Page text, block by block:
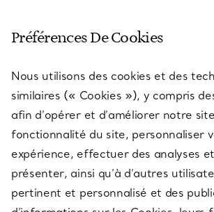
SERVICES
À PROPOS
QUESTIONS LÉGALES
Préférences De Cookies
Nous utilisons des cookies et des
similaires (« Cookies »), y compris
afin d’opérer et d’améliorer notre
fonctionnalité du site, personnaliser
expérience, effectuer des analyses
présenter, ainsi qu’à d’autres
pertinent et personnalisé et des